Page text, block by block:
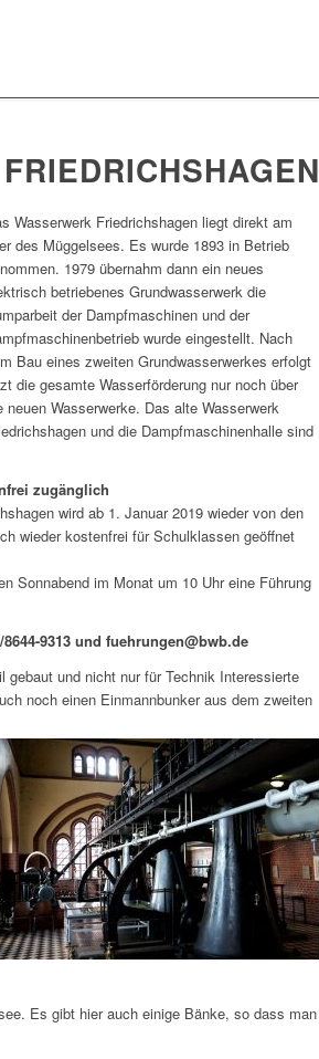
Wasserwerk Friedrichshagen liegt direkt am
des Müggelsees. Es wurde 1893 in Betrieb
1979 übernahm dann ein neues
betriebenes Grundwasserwerk die
der Dampfmaschinen und der
wurde eingestellt. Nach
Bau eines zweiten Grundwasserwerkes erfolgt
die gesamte Wasserförderung nur noch über
neuen Wasserwerke. Das alte Wasserwerk
und die Dampfmaschinenhalle sind
zugänglich
wird ab 1. Januar 2019 wieder von den
wieder kostenfrei für Schulklassen geöffnet
Sonnabend im Monat um 10 Uhr eine Führung
9313 und fuehrungen@bwb.de
und nicht nur für Technik Interessierte
noch einen Einmannbunker aus dem zweiten
Es gibt hier auch einige Bänke, so dass man